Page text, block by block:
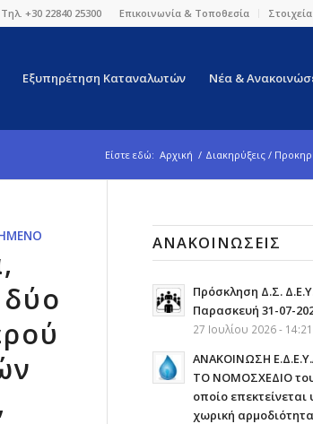
Επικοινωνία & Τοποθεσία
Τηλ. +30 22840 25300
Εξυπηρέτηση Καταναλωτών Νέα &
Είστε εδώ: Αρχική / Διακηρύξεις /
ΑΝΑΚΟΙΝΏΣΕΙΣ
Πρόσκληση Δ.Σ.
Παρασκευή 31-07-
27 Ιουλίου 2026 - 14:21
ΑΝΑΚΟΙΝΩΣΗ
ΤΟ ΝΟΜΟΣΧΕΔΙΟ
οποίο
χωρική